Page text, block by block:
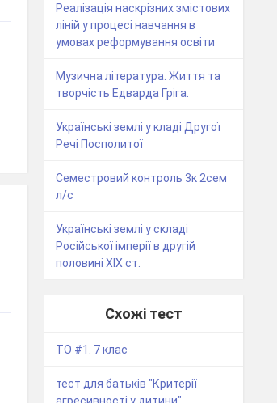
Реалізація наскрізних змістових
ліній у процесі навчання в
умовах реформування освіти
Музична література. Життя та
творчість Едварда Гріга.
Українські землі у кладі Другої
Речі Посполитої
Семестровий контроль 3к 2сем
л/с
Українські землі у складі
Російської імперії в другій
половині ХІХ ст.
Схожі тест
ТО #1. 7 клас
тест для батьків "Критерії
агресивності у дитини"